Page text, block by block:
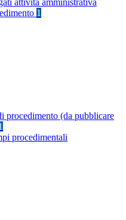
attività amministrativa
1
procedimento (da pubblicare
procedimentali